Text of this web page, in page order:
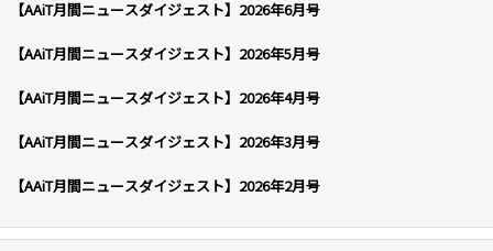
【AAiT月間ニュースダイジェスト】2026年6月号
【AAiT月間ニュースダイジェスト】2026年5月号
【AAiT月間ニュースダイジェスト】2026年4月号
【AAiT月間ニュースダイジェスト】2026年3月号
【AAiT月間ニュースダイジェスト】2026年2月号